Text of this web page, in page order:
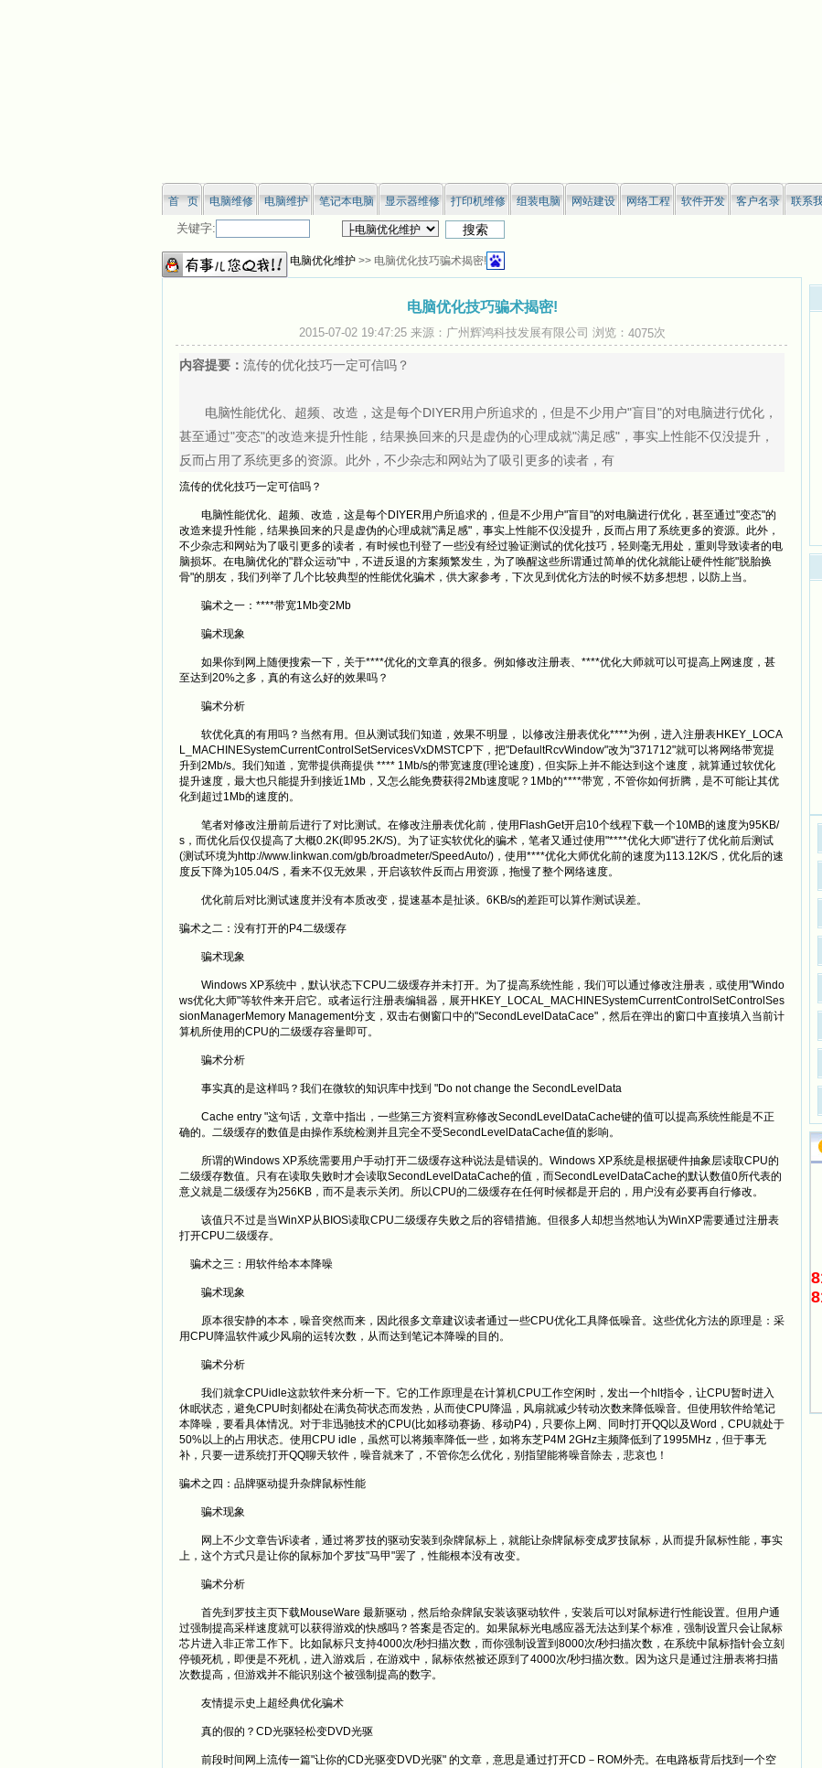
首 页 电脑维修 电脑维护 笔记本电脑 显示器维修 打印机维修 组装电脑 网站建设 网络工程 软件开发 客户名录 联系
关键字:
您当前位置： 网站首页>> 电脑优化维护 >> 电脑优化技巧骗术揭密!
电脑优化技巧骗术揭密!
2015-07-02 19:47:25 来源：广州辉鸿科技发展有限公司 浏览： 4075次
内容提要： 流传的优化技巧一定可信吗？
电脑性能优化、超频、改造，这是每个DIYER用户所追求的，但是不少用户"盲目"的对电脑进行优化，
甚至通过"变态"的改造来提升性能，结果换回来的只是虚伪的心理成就"满足感"，事实上性能不仅没提升，
反而占用了系统更多的资源。此外，不少杂志和网站为了吸引更多的读者，有
流传的优化技巧一定可信吗？
电脑性能优化、超频、改造，这是每个DIYER用户所追求的，但是不少用户"盲目"的对电脑进行优化，甚至通过"变态"的
改造来提升性能，结果换回来的只是虚伪的心理成就"满足感"，事实上性能不仅没提升，反而占用了系统更多的资源。此外，
不少杂志和网站为了吸引更多的读者，有时候也刊登了一些没有经过验证测试的优化技巧，轻则毫无用处，重则导致读者的电
脑损坏。在电脑优化的"群众运动"中，不进反退的方案频繁发生，为了唤醒这些所谓通过简单的优化就能让硬件性能"脱胎换
骨"的朋友，我们列举了几个比较典型的性能优化骗术，供大家参考，下次见到优化方法的时候不妨多想想，以防上当。
骗术之一：****带宽1Mb变2Mb
骗术现象
如果你到网上随便搜索一下，关于****优化的文章真的很多。例如修改注册表、****优化大师就可以可提高上网速度，甚
至达到20%之多，真的有这么好的效果吗？
骗术分析
软优化真的有用吗？当然有用。但从测试我们知道，效果不明显， 以修改注册表优化****为例，进入注册表HKEY_LOCA
L_MACHINESystemCurrentControlSetServicesVxDMSTCP下，把"DefaultRcvWindow"改为"371712"就可以将网络带宽提
升到2Mb/s。我们知道，宽带提供商提供 **** 1Mb/s的带宽速度(理论速度)，但实际上并不能达到这个速度，就算通过软优化
提升速度，最大也只能提升到接近1Mb，又怎么能免费获得2Mb速度呢？1Mb的****带宽，不管你如何折腾，是不可能让其优
化到超过1Mb的速度的。
笔者对修改注册前后进行了对比测试。在修改注册表优化前，使用FlashGet开启10个线程下载一个10MB的速度为95KB/
s，而优化后仅仅提高了大概0.2K(即95.2K/S)。为了证实软优化的骗术，笔者又通过使用"****优化大师"进行了优化前后测试
(测试环境为http://www.linkwan.com/gb/broadmeter/SpeedAuto/)，使用****优化大师优化前的速度为113.12K/S，优化后的速
度反下降为105.04/S，看来不仅无效果，开启该软件反而占用资源，拖慢了整个网络速度。
优化前后对比测试速度并没有本质改变，提速基本是扯谈。6KB/s的差距可以算作测试误差。
骗术之二：没有打开的P4二级缓存
骗术现象
Windows XP系统中，默认状态下CPU二级缓存并未打开。为了提高系统性能，我们可以通过修改注册表，或使用"Windo
ws优化大师"等软件来开启它。或者运行注册表编辑器，展开HKEY_LOCAL_MACHINESystemCurrentControlSetControlSes
sionManagerMemory Management分支，双击右侧窗口中的"SecondLevelDataCace"，然后在弹出的窗口中直接填入当前计
算机所使用的CPU的二级缓存容量即可。
骗术分析
事实真的是这样吗？我们在微软的知识库中找到 "Do not change the SecondLevelData
Cache entry "这句话，文章中指出，一些第三方资料宣称修改SecondLevelDataCache键的值可以提高系统性能是不正
确的。二级缓存的数值是由操作系统检测并且完全不受SecondLevelDataCache值的影响。
所谓的Windows XP系统需要用户手动打开二级缓存这种说法是错误的。Windows XP系统是根据硬件抽象层读取CPU的
二级缓存数值。只有在读取失败时才会读取SecondLevelDataCache的值，而SecondLevelDataCache的默认数值0所代表的
意义就是二级缓存为256KB，而不是表示关闭。所以CPU的二级缓存在任何时候都是开启的，用户没有必要再自行修改。
该值只不过是当WinXP从BIOS读取CPU二级缓存失败之后的容错措施。但很多人却想当然地认为WinXP需要通过注册表
打开CPU二级缓存。
骗术之三：用软件给本本降噪
骗术现象
原本很安静的本本，噪音突然而来，因此很多文章建议读者通过一些CPU优化工具降低噪音。这些优化方法的原理是：采
用CPU降温软件减少风扇的运转次数，从而达到笔记本降噪的目的。
骗术分析
我们就拿CPUidle这款软件来分析一下。它的工作原理是在计算机CPU工作空闲时，发出一个hlt指令，让CPU暂时进入
休眠状态，避免CPU时刻都处在满负荷状态而发热，从而使CPU降温，风扇就减少转动次数来降低噪音。但使用软件给笔记
本降噪，要看具体情况。对于非迅驰技术的CPU(比如移动赛扬、移动P4)，只要你上网、同时打开QQ以及Word，CPU就处于
50%以上的占用状态。使用CPU idle，虽然可以将频率降低一些，如将东芝P4M 2GHz主频降低到了1995MHz，但于事无
补，只要一进系统打开QQ聊天软件，噪音就来了，不管你怎么优化，别指望能将噪音除去，悲哀也！
骗术之四：品牌驱动提升杂牌鼠标性能
骗术现象
网上不少文章告诉读者，通过将罗技的驱动安装到杂牌鼠标上，就能让杂牌鼠标变成罗技鼠标，从而提升鼠标性能，事实
上，这个方式只是让你的鼠标加个罗技"马甲"罢了，性能根本没有改变。
骗术分析
首先到罗技主页下载MouseWare 最新驱动，然后给杂牌鼠安装该驱动软件，安装后可以对鼠标进行性能设置。但用户通
过强制提高采样速度就可以获得游戏的快感吗？答案是否定的。如果鼠标光电感应器无法达到某个标准，强制设置只会让鼠标
芯片进入非正常工作下。比如鼠标只支持4000次/秒扫描次数，而你强制设置到8000次/秒扫描次数，在系统中鼠标指针会立刻
停顿死机，即便是不死机，进入游戏后，在游戏中，鼠标依然被还原到了4000次/秒扫描次数。因为这只是通过注册表将扫描
次数提高，但游戏并不能识别这个被强制提高的数字。
友情提示史上超经典优化骗术
真的假的？CD光驱轻松变DVD光驱
前段时间网上流传一篇"让你的CD光驱变DVD光驱" 的文章，意思是通过打开CD－ROM外壳。在电路板背后找到一个空